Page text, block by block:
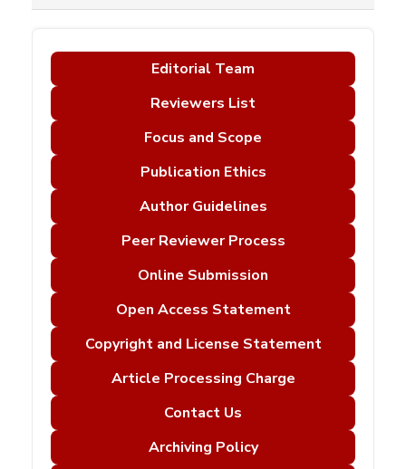
Editorial Team
Reviewers List
Focus and Scope
Publication Ethics
Author Guidelines
Peer Reviewer Process
Online Submission
Open Access Statement
Copyright and License Statement
Article Processing Charge
Contact Us
Archiving Policy